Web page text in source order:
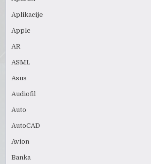
Aplikacije
Apple
AR
ASML
Asus
Audiofil
Auto
AutoCAD
Avion
Banka